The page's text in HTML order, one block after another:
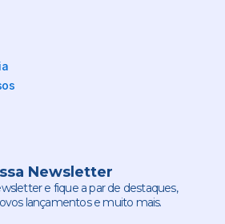
Newsletter
e fique a par de destaques,
lançamentos e muito mais.